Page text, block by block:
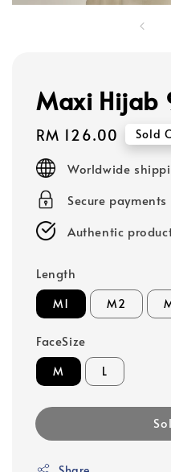
Maxi Hijab
Regular
price
RM 126.00 Sold
Worldwide
Secure payments
Authentic
Length
M1 M2
FaceSize
M L